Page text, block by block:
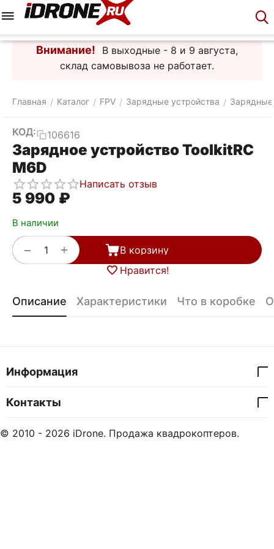
Внимание!
В выходные - 8 и 9 августа,
склад самовывоза не работает.
Главная / Каталог / FPV / Зарядные устройства / Зарядные
КОД: 106616
Зарядное устройство ToolkitRC
M6D
Написать отзыв
5 990 ₽
В наличии
+
−
В корзину
Нравится!
Описание Характеристики Что в коробке
Информация
Контакты
© 2010 - 2026 iDrone. Продажа квадрокоптеров.
Корзина